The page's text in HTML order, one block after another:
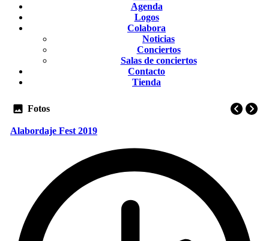
Agenda
Logos
Colabora
Noticias
Conciertos
Salas de conciertos
Contacto
Tienda
Fotos
Alabordaje Fest 2019